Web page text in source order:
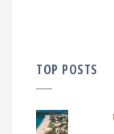
TOP POSTS